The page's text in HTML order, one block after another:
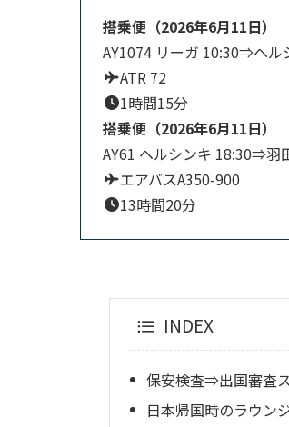
搭乗便（2026年6月11日）
AY1074 リーガ 10:30⇒ヘル
ATR 72
1時間15分
搭乗便（2026年6月11日）
AY61 ヘルシンキ 18:30⇒羽
エアバスA350-900
13時間20分
INDEX
保安検査⇒出国審査
日本帰国時のラウン